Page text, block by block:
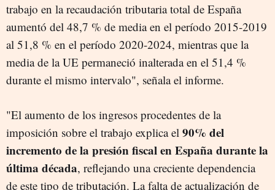
trabajo en la recaudación tributaria total de España
aumentó del 48,7 % de media en el período 2015-2019
al 51,8 % en el período 2020-2024, mientras que la
media de la UE permaneció inalterada en el 51,4 %
durante el mismo intervalo", señala el informe.
"El aumento de los ingresos procedentes de la
imposición sobre el trabajo explica el 90% del
incremento de la presión fiscal en España durante la
última década, reflejando una creciente dependencia
de este tipo de tributación. La falta de actualización de